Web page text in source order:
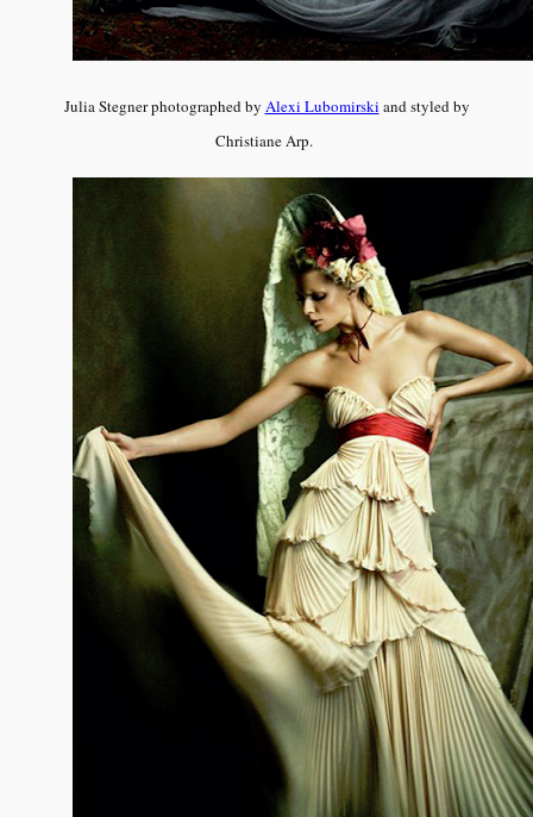
Julia Stegner photographed by Alexi Lubomirski and styled by
Christiane Arp.